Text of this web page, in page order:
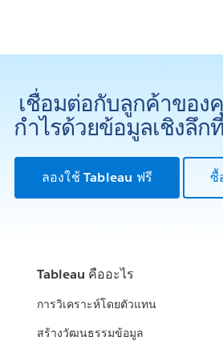
เชื่อมต่อกับลูกค้าของ
กำไรด้วยข้อมูลเชิงลึก
ลองใช้ Tableau ฟรี ซื้
Tableau คืออะไร
การวิเคราะห์โดยตัวแทน
สร้างวัฒนธรรมข้อมูล